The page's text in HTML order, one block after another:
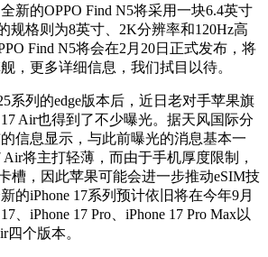
新的OPPO Find N5将采用一块6.4英寸
规格则为8英寸、2K分辨率和120Hz高
Find N5将会在2月20日正式发布，将
，更多详细信息，我们拭目以待。
列的edge版本后，近日老对手苹果旗
Air也得到了不少曝光。据天风国际分
信息显示，与此前曝光的消息基本一
Air将主打轻薄，而由于手机厚度限制，
槽，因此苹果可能会进一步推动eSIM技
的iPhone 17系列预计依旧将在今年9月
、iPhone 17 Pro、iPhone 17 Pro Max以
四个版本。